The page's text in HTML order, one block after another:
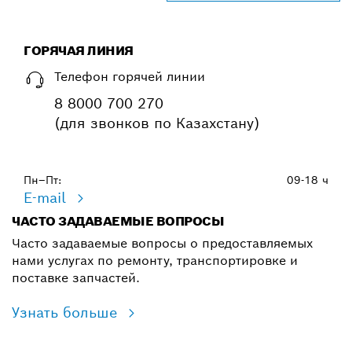
ГОРЯЧАЯ ЛИНИЯ
Телефон горячей линии
8 8000 700 270
(для звонков по Казахстану)
Пн–Пт: 09-18 ч
E-mail
ЧАСТО ЗАДАВАЕМЫЕ ВОПРОСЫ
Часто задаваемые вопросы о предоставляемых
нами услугах по ремонту, транспортировке и
поставке запчастей.
Узнать больше